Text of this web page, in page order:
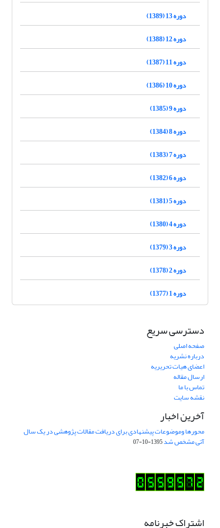
دوره 13 (1389)
دوره 12 (1388)
دوره 11 (1387)
دوره 10 (1386)
دوره 9 (1385)
دوره 8 (1384)
دوره 7 (1383)
دوره 6 (1382)
دوره 5 (1381)
دوره 4 (1380)
دوره 3 (1379)
دوره 2 (1378)
دوره 1 (1377)
دسترسی سریع
صفحه اصلی
درباره نشریه
اعضای هیات تحریریه
ارسال مقاله
تماس با ما
نقشه سایت
آخرین اخبار
محورها وموضوعات پیشنهادی برای دریافت مقالات پژوهشی در یک سال
آتی مشخص شد1395-10-07
اشتراک خبرنامه